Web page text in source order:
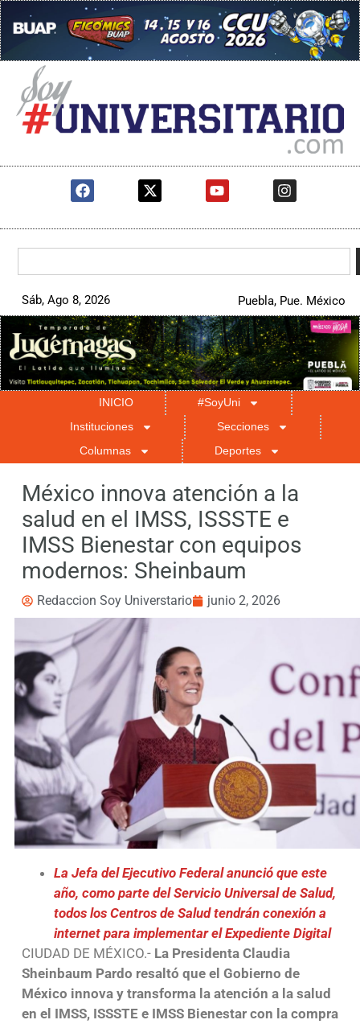
Sáb, Ago 8, 2026 Puebla, Pue. México
INICIO
#SoyUni
Instituciones
Secciones
Columnas
Deportes
México innova atención a la
salud en el IMSS, ISSSTE e
IMSS Bienestar con equipos
modernos: Sheinbaum
Redaccion Soy Universtario junio 2, 2026
La Jefa del Ejecutivo Federal anunció que este
año, como parte del Servicio Universal de Salud,
todos los Centros de Salud tendrán conexión a
internet para implementar el Expediente Digital
CIUDAD DE MÉXICO.- La Presidenta Claudia
Sheinbaum Pardo resaltó que el Gobierno de
México innova y transforma la atención a la salud
en el IMSS, ISSSTE e IMSS Bienestar con la compra